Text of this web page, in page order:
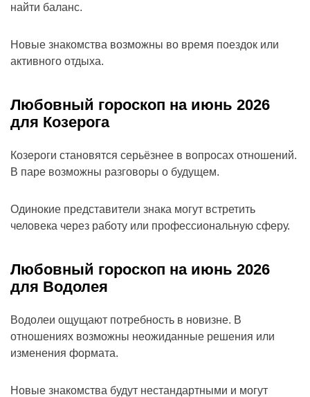
найти баланс.
Новые знакомства возможны во время поездок или
активного отдыха.
Любовный гороскоп на июнь 2026
для Козерога
Козероги становятся серьёзнее в вопросах отношений.
В паре возможны разговоры о будущем.
Одинокие представители знака могут встретить
человека через работу или профессиональную сферу.
Любовный гороскоп на июнь 2026
для Водолея
Водолеи ощущают потребность в новизне. В
отношениях возможны неожиданные решения или
изменения формата.
Новые знакомства будут нестандартными и могут